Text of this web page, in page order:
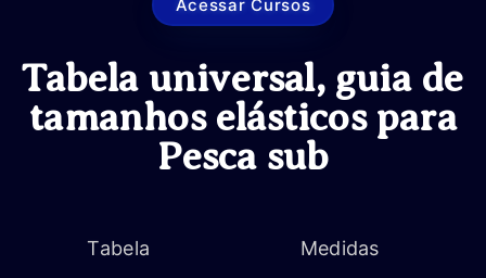
Acessar Cursos
Tabela universal, guia de
tamanhos elásticos para
Pesca sub
Tabela Medidas